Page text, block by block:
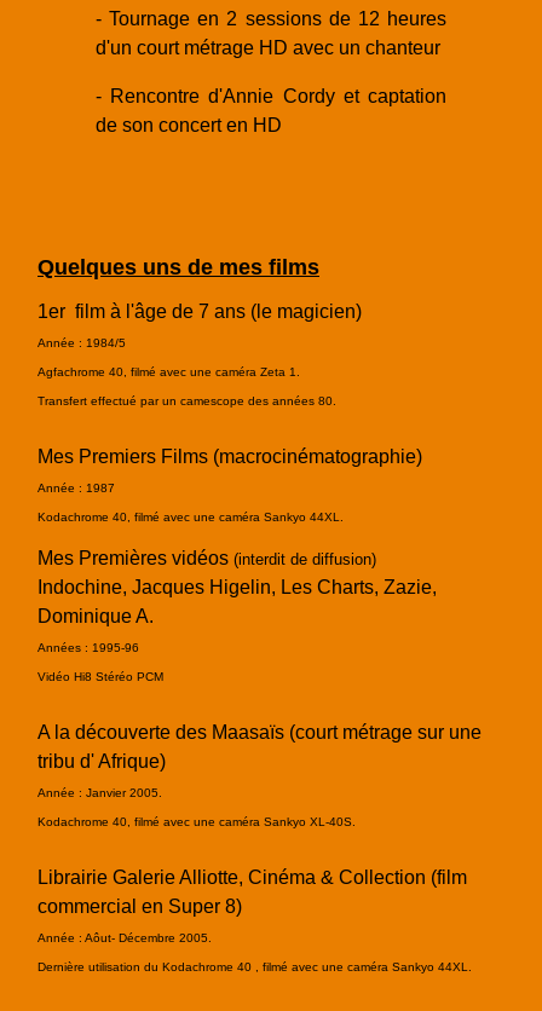
- Tournage en 2 sessions de 12 heures
d'un court métrage HD avec un chanteur
- Rencontre d'Annie Cordy et captation
de son concert en HD
Quelques uns de mes films
1er film à l'âge de 7 ans (le magicien)
Année : 1984/5
Agfachrome 40, filmé avec une caméra Zeta 1.
Transfert effectué par un camescope des années 80.
Mes Premiers Films (macrocinématographie)
Année : 1987
Kodachrome 40, filmé avec une caméra Sankyo 44XL.
Mes Premières vidéos (interdit de diffusion)
Indochine, Jacques Higelin, Les Charts, Zazie,
Dominique A.
Années : 1995-96
Vidéo Hi8 Stéréo PCM
A la découverte des Maasaïs (court métrage sur une
tribu d' Afrique)
Année : Janvier 2005.
Kodachrome 40, filmé avec une caméra Sankyo XL-40S.
Librairie Galerie Alliotte, Cinéma & Collection (film
commercial en Super 8)
Année : Aôut- Décembre 2005.
Dernière utilisation du Kodachrome 40 , filmé avec une caméra Sankyo 44XL.